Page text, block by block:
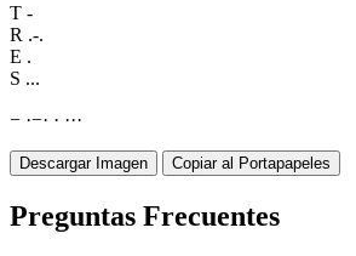
T -
R .-.
E .
S ...
− ·−· · ···
Descargar Imagen Copiar al Portapapeles
Preguntas Frecuentes